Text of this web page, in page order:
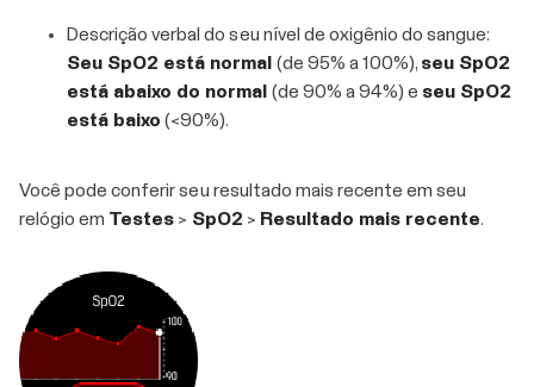
Descrição verbal do seu nível de oxigênio do sangue:
Seu SpO2 está normal (de 95% a 100%), seu SpO2
está abaixo do normal (de 90% a 94%) e seu SpO2
está baixo (<90%).
Você pode conferir seu resultado mais recente em seu
relógio em Testes > SpO2 > Resultado mais recente.